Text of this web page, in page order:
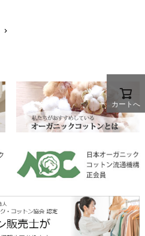
カートへ
chevron_right